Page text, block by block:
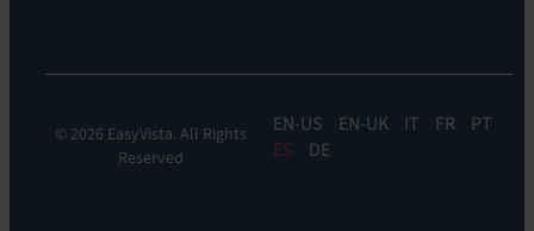
© 2026 EasyVista. All Rights
Reserved
EN EN-UK IT FR
PT
ES
DE